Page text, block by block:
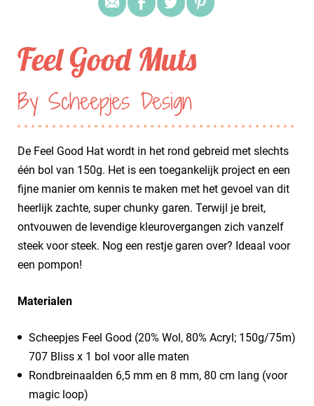
Feel Good Muts
By Scheepjes Design
De Feel Good Hat wordt in het rond gebreid met slechts
één bol van 150g. Het is een toegankelijk project en een
fijne manier om kennis te maken met het gevoel van dit
heerlijk zachte, super chunky garen. Terwijl je breit,
ontvouwen de levendige kleurovergangen zich vanzelf
steek voor steek. Nog een restje garen over? Ideaal voor
een pompon!
Materialen
Scheepjes Feel Good (20% Wol, 80% Acryl; 150g/75m)
​707 Bliss x 1 bol voor alle maten
Rondbreinaalden 6,5 mm en 8 mm, 80 cm lang (voor
magic loop)